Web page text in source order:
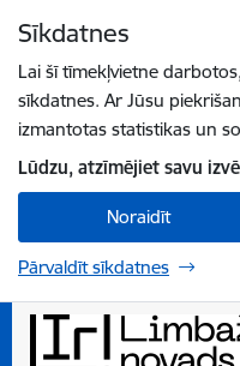
Sīkdatnes
Lai šī tīmekļvietne
sīkdatnes. Ar Jūsu
izmantotas statistikas un
Lūdzu, atzīmējiet savu
Noraidīt
Pārvaldīt sīkdatnes